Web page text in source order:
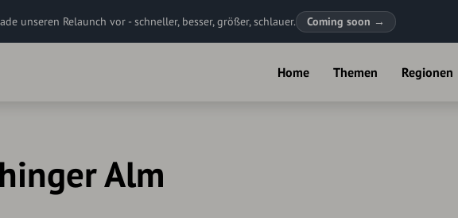
unseren Relaunch vor - schneller, besser, größer, schlauer. Coming soon →
Home Themen Regionen
Alm